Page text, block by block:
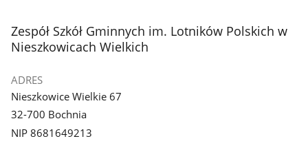
stopka
Zespół Szkół Gminnych im. Lotników Polskich w
Nieszkowicach Wielkich
ADRES
Nieszkowice Wielkie 67
32-700 Bochnia
NIP 8681649213